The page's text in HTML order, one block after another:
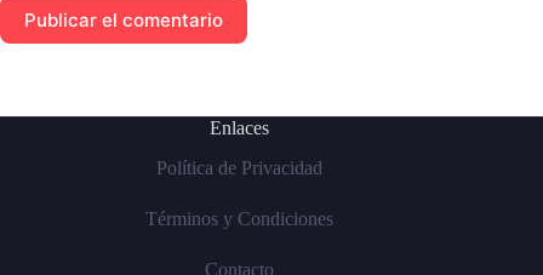
Publicar el comentario
Enlaces
Política de Privacidad
Términos y Condiciones
Contacto